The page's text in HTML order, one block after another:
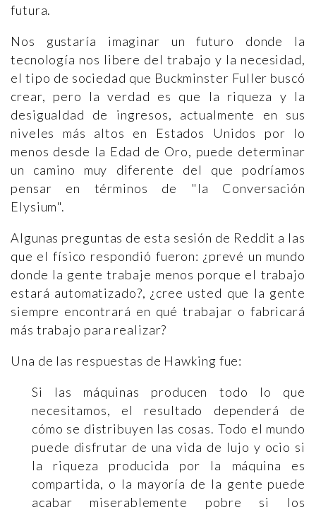
futura.
Nos gustaría imaginar un futuro donde la
tecnología nos libere del trabajo y la necesidad,
el tipo de sociedad que Buckminster Fuller buscó
crear, pero la verdad es que la riqueza y la
desigualdad de ingresos, actualmente en sus
niveles más altos en Estados Unidos por lo
menos desde la Edad de Oro, puede determinar
un camino muy diferente del que podríamos
pensar en términos de "la Conversación
Elysium".
Algunas preguntas de esta sesión de Reddit a las
que el físico respondió fueron: ¿prevé un mundo
donde la gente trabaje menos porque el trabajo
estará automatizado?, ¿cree usted que la gente
siempre encontrará en qué trabajar o fabricará
más trabajo para realizar?
Una de las respuestas de Hawking fue:
Si las máquinas producen todo lo que
necesitamos, el resultado dependerá de
cómo se distribuyen las cosas. Todo el mundo
puede disfrutar de una vida de lujo y ocio si
la riqueza producida por la máquina es
compartida, o la mayoría de la gente puede
acabar miserablemente pobre si los